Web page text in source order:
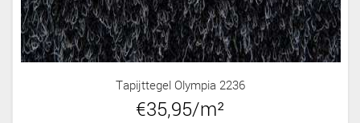
Tapijttegel Olympia 2236
€35,95/m²